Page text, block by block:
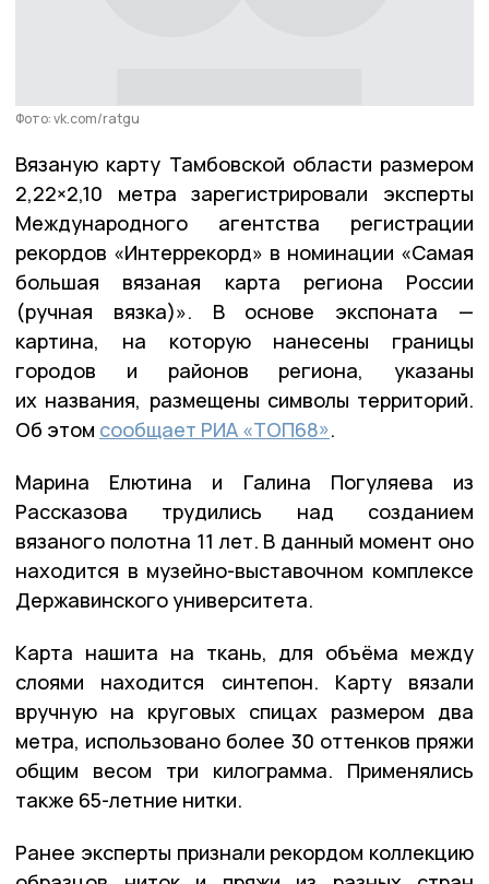
Фото: vk.com/ratgu
Вязаную карту Тамбовской области размером
2,22×2,10 метра зарегистрировали эксперты
Международного агентства регистрации
рекордов «Интеррекорд» в номинации «Самая
большая вязаная карта региона России
(ручная вязка)». В основе экспоната —
картина, на которую нанесены границы
городов и районов региона, указаны
их названия, размещены символы территорий.
Об этом сообщает РИА «ТОП68».
Марина Елютина и Галина Погуляева из
Рассказова трудились над созданием
вязаного полотна 11 лет. В данный момент оно
находится в музейно-выставочном комплексе
Державинского университета.
Карта нашита на ткань, для объёма между
слоями находится синтепон. Карту вязали
вручную на круговых спицах размером два
метра, использовано более 30 оттенков пряжи
общим весом три килограмма. Применялись
также 65-летние нитки.
Ранее эксперты признали рекордом коллекцию